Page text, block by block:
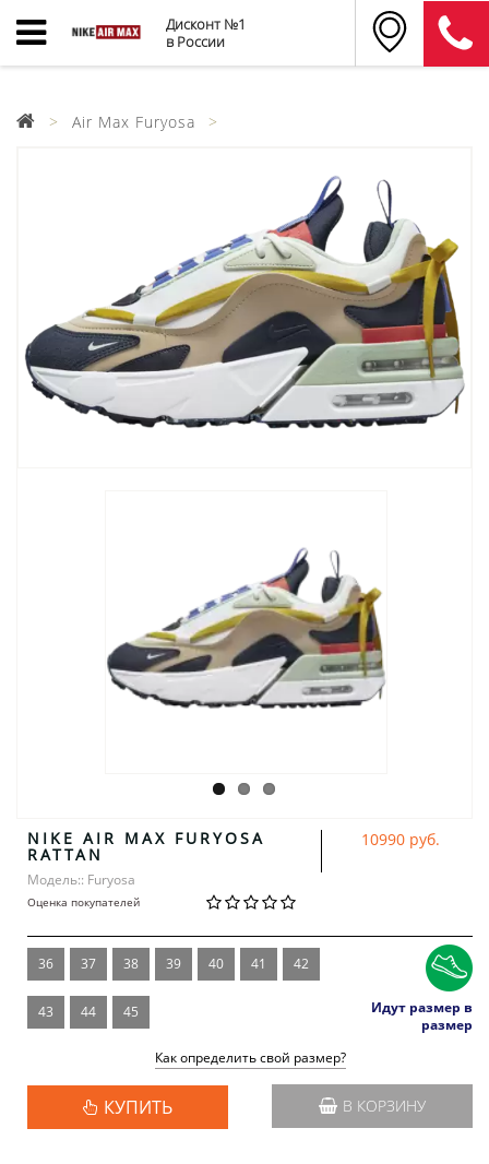
Дисконт №1
в России
Air Max Furyosa
NIKE AIR MAX FURYOSA
RATTAN
Модель:: Furyosa
Оценка покупателей
10990 руб.
36 37 38 39 40 41 42
43 44 45
Идут размер в
размер
Как определить свой размер?
КУПИТЬ В КОРЗИНУ